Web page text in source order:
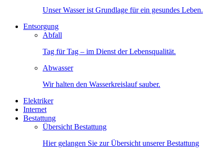
Unser Wasser ist Grundlage für ein gesundes Leben.
Entsorgung
Abfall
Tag für Tag – im Dienst der Lebensqualität.
Abwasser
Wir halten den Wasserkreislauf sauber.
Elektriker
Internet
Bestattung
Übersicht Bestattung
Hier gelangen Sie zur Übersicht unserer Bestattung